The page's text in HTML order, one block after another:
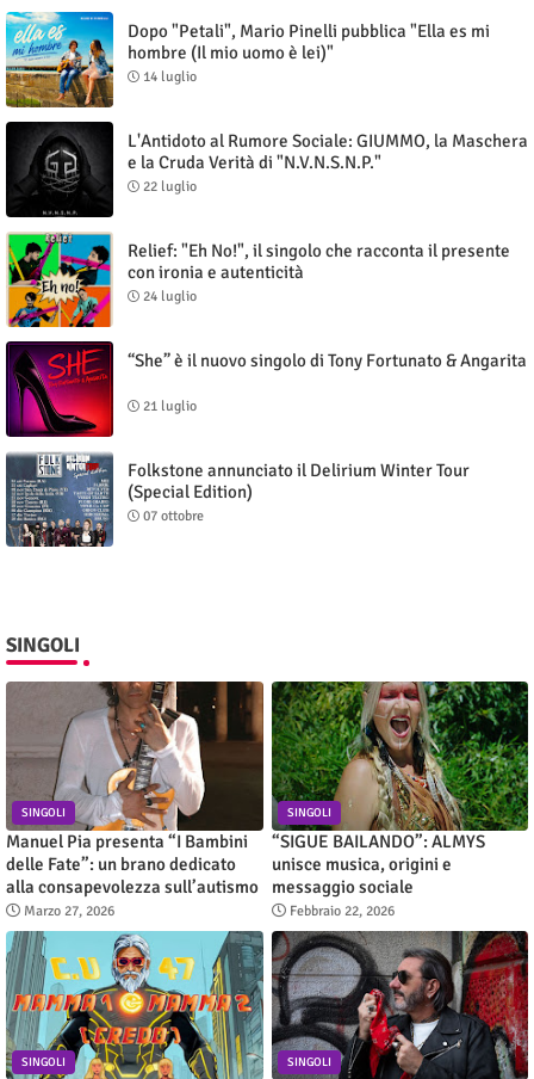
Dopo "Petali", Mario Pinelli pubblica "Ella es mi
hombre (Il mio uomo è lei)"
14 luglio
L'Antidoto al Rumore Sociale: GIUMMO, la Maschera
e la Cruda Verità di "N.V.N.S.N.P."
22 luglio
Relief: "Eh No!", il singolo che racconta il presente
con ironia e autenticità
24 luglio
“She” è il nuovo singolo di Tony Fortunato & Angarita
21 luglio
Folkstone annunciato il Delirium Winter Tour
(Special Edition)
07 ottobre
SINGOLI
SINGOLI
Manuel Pia presenta “I Bambini
delle Fate”: un brano dedicato
alla consapevolezza sull’autismo
Marzo 27, 2026
SINGOLI
“SIGUE BAILANDO”: ALMYS
unisce musica, origini e
messaggio sociale
Febbraio 22, 2026
SINGOLI SINGOLI